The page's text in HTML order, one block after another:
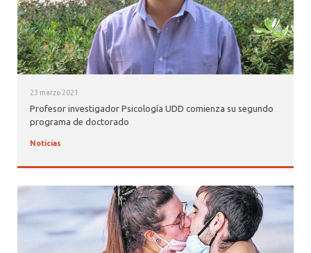
23 marzo 2021
Profesor investigador Psicología UDD comienza su segundo
programa de doctorado
Noticias